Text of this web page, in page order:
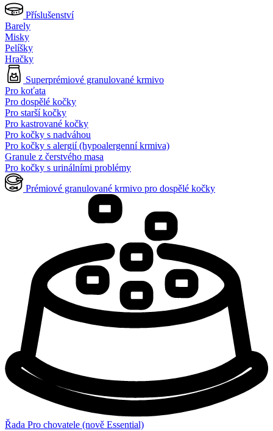
Příslušenství
Barely
Misky
Pelíšky
Hračky
Superprémiové granulované krmivo
Pro koťata
Pro dospělé kočky
Pro starší kočky
Pro kastrované kočky
Pro kočky s nadváhou
Pro kočky s alergií (hypoalergenní krmiva)
Granule z čerstvého masa
Pro kočky s urinálními problémy
Prémiové granulované krmivo pro dospělé kočky
Řada Pro chovatele (nově Essential)